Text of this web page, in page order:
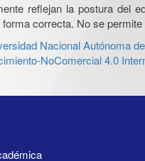
reflejan la postura del
correcta. No se
Nacional Autónoma
NoComercial 4.0